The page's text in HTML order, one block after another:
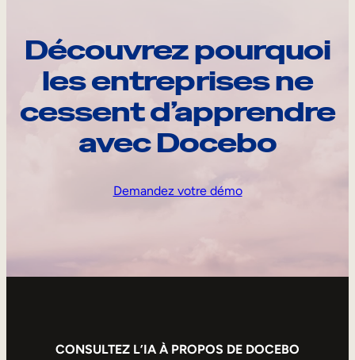
Découvrez pourquoi
les entreprises ne
cessent d’apprendre
avec Docebo
Demandez votre démo
CONSULTEZ L’IA À PROPOS DE DOCEBO